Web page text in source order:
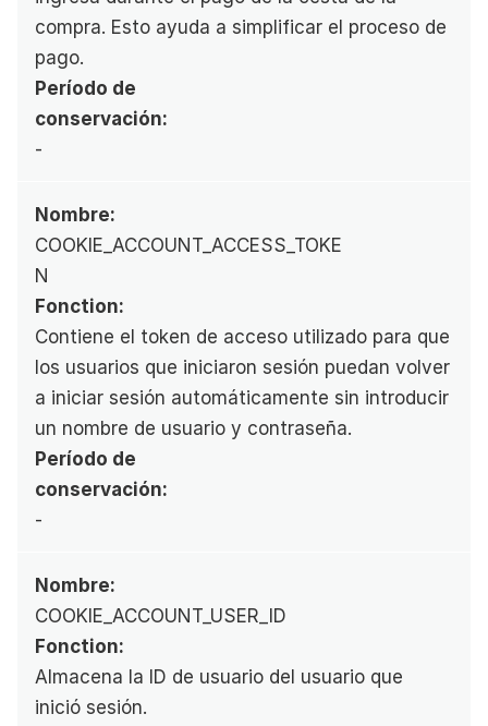
compra. Esto ayuda a simplificar el proceso de
pago.
Período de
conservación:
-
Nombre:
COOKIE_ACCOUNT_ACCESS_TOKE
N
Fonction:
Contiene el token de acceso utilizado para que
los usuarios que iniciaron sesión puedan volver
a iniciar sesión automáticamente sin introducir
un nombre de usuario y contraseña.
Período de
conservación:
-
Nombre:
COOKIE_ACCOUNT_USER_ID
Fonction:
Almacena la ID de usuario del usuario que
inició sesión.